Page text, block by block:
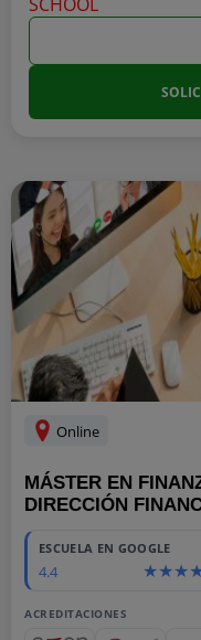
Online
MÁSTER EN
DIRECCIÓN
ESCUELA EN GOOGLE
4.4
ACREDITACIONES